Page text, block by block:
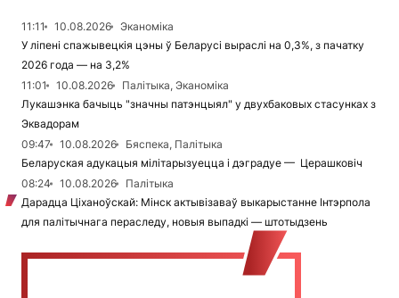
11:11 10.08.2026
Эканоміка
У ліпені спажывецкія цэны ў Беларусі выраслі на 0,3%, з пачатку
2026 года — на 3,2%
11:01
10.08.2026
Палітыка, Эканоміка
Лукашэнка бачыць "значны патэнцыял" у двухбаковых стасунках з
Эквадорам
09:47
10.08.2026
Бяспека, Палітыка
Беларуская адукацыя мілітарызуецца і дэградуе — Церашковіч
08:24
10.08.2026
Палітыка
Дарадца Ціханоўскай: Мінск актывізаваў выкарыстанне Інтэрпола
для палітычнага пераследу, новыя выпадкі — штотыдзень